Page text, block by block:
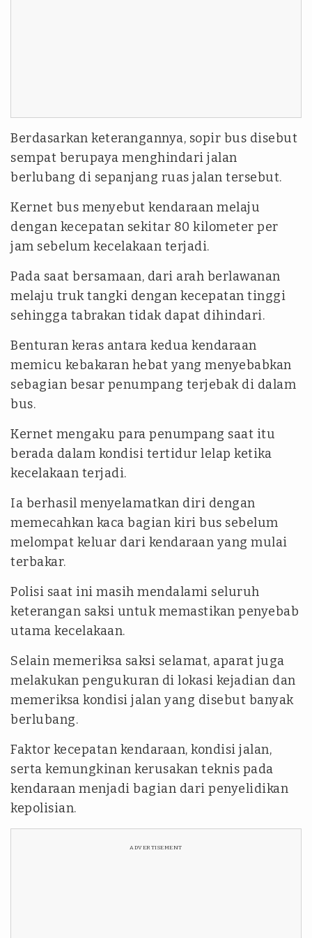
Berdasarkan keterangannya, sopir bus disebut
sempat berupaya menghindari jalan
berlubang di sepanjang ruas jalan tersebut.
Kernet bus menyebut kendaraan melaju
dengan kecepatan sekitar 80 kilometer per
jam sebelum kecelakaan terjadi.
Pada saat bersamaan, dari arah berlawanan
melaju truk tangki dengan kecepatan tinggi
sehingga tabrakan tidak dapat dihindari.
Benturan keras antara kedua kendaraan
memicu kebakaran hebat yang menyebabkan
sebagian besar penumpang terjebak di dalam
bus.
Kernet mengaku para penumpang saat itu
berada dalam kondisi tertidur lelap ketika
kecelakaan terjadi.
Ia berhasil menyelamatkan diri dengan
memecahkan kaca bagian kiri bus sebelum
melompat keluar dari kendaraan yang mulai
terbakar.
Polisi saat ini masih mendalami seluruh
keterangan saksi untuk memastikan penyebab
utama kecelakaan.
Selain memeriksa saksi selamat, aparat juga
melakukan pengukuran di lokasi kejadian dan
memeriksa kondisi jalan yang disebut banyak
berlubang.
Faktor kecepatan kendaraan, kondisi jalan,
serta kemungkinan kerusakan teknis pada
kendaraan menjadi bagian dari penyelidikan
kepolisian.
ADVERTISEMENT